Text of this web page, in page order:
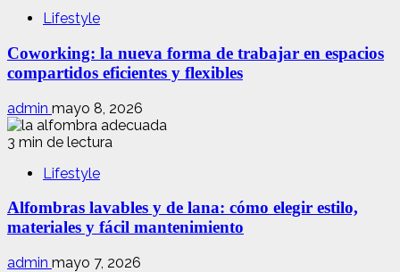
Lifestyle
Coworking: la nueva forma de trabajar en espacios
compartidos eficientes y flexibles
admin mayo 8, 2026
3 min de lectura
Lifestyle
Alfombras lavables y de lana: cómo elegir estilo,
materiales y fácil mantenimiento
admin mayo 7, 2026